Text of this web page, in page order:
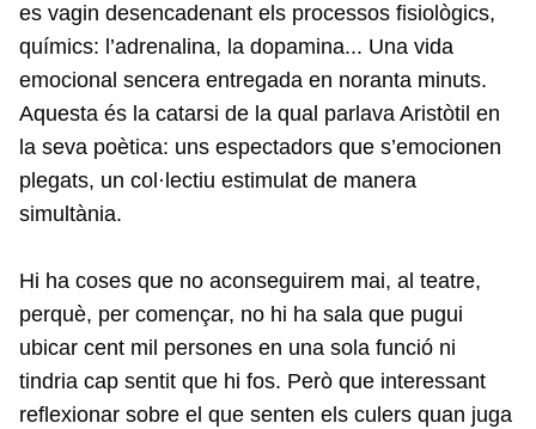
es vagin desencadenant els processos fisiològics,
químics: l’adrenalina, la dopamina... Una vida
emocional sencera entregada en noranta minuts.
Aquesta és la catarsi de la qual parlava Aristòtil en
la seva poètica: uns espectadors que s’emocionen
plegats, un col·lectiu estimulat de manera
simultània.
Hi ha coses que no aconseguirem mai, al teatre,
perquè, per començar, no hi ha sala que pugui
ubicar cent mil persones en una sola funció ni
tindria cap sentit que hi fos. Però que interessant
reflexionar sobre el que senten els culers quan juga